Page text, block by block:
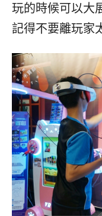
玩的時候可以大
記得不要離玩家